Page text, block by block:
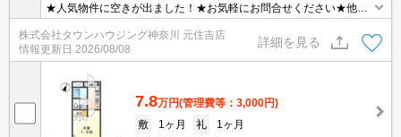
★人気物件に空きが出ました！★お気軽にお問合せください★他社
様の物件も含めて気になる物件はまとめてご紹介可能です！★ZOO
Mでのご相談も承ります★
株式会社タウンハウジング神奈川 元住吉店
情報更新日 2026/08/08
詳細を見る
7.8万円(管理費等：3,000円)
敷
1ヶ月 礼
1ヶ月